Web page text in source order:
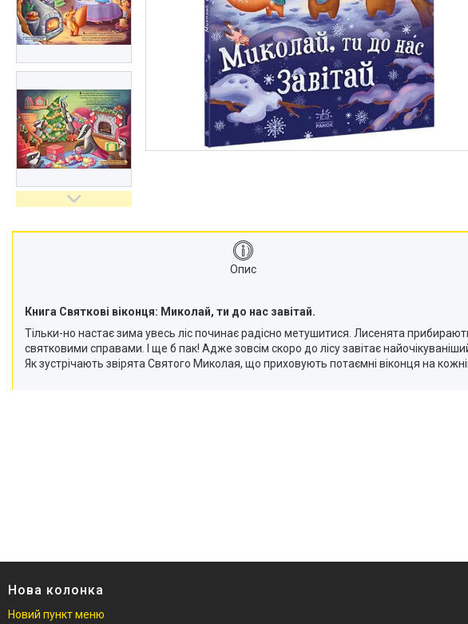
Дитяче харчування
Одяг дитячий
Дитяча безпека
Басейни каркасні
Валізи дитячі
Надувна продукція для дітей
Корисна інформація для
батьків
Опис
Книга Святкові віконця: Миколай, ти до нас завітай.
Тільки-но настає зима увесь ліс починає радісно метушитися. Лисенята
святковими справами. І ще б пак! Адже зовсім скоро до лісу завітає
Як зустрічають звірята Святого Миколая, що приховують потаємні віконця на
Нова колонка
Новий пункт меню